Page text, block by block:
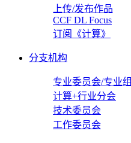
上传/发布作品
CCF DL Focus
订阅《计算》
分支机构
专业委员会/专业组
计算+行业分会
技术委员会
工作委员会